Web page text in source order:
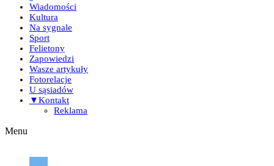
Wiadomości
Kultura
Na sygnale
Sport
Felietony
Zapowiedzi
Wasze artykuły
Fotorelacje
U sąsiadów
▼Kontakt
Reklama
Menu